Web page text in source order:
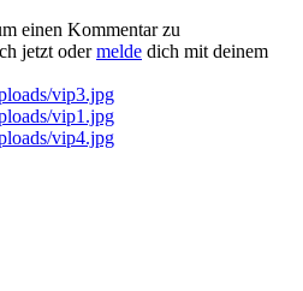
einen Kommentar zu
jetzt odermelde dich mit deinem